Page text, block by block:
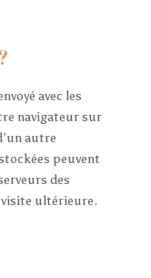
avec les
navigateur sur
autre
peuvent
des
visite ultérieure.